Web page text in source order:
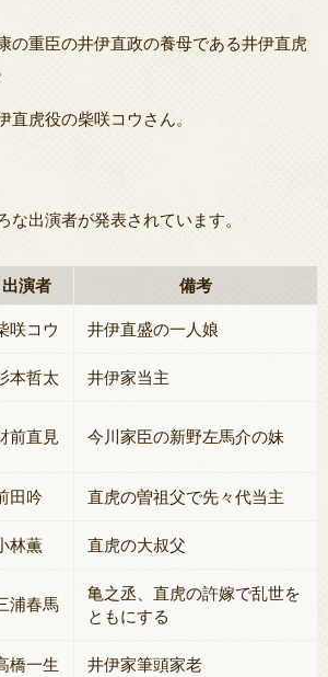
の重臣の井伊直政の養母である井伊直虎
直虎役の柴咲コウさん。
な出演者が発表されています。
出演者 備考
咲コウ 井伊直盛の一人娘
本哲太 井伊家当主
前直見 今川家臣の新野左馬介の妹
田吟 直虎の曽祖父で先々代当主
林薫 直虎の大叔父
浦春馬
亀之丞、直虎の許嫁で乱世を
ともにする
橋一生 井伊家筆頭家老